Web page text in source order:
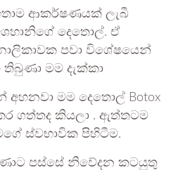
ආකර්ෂණයක් ලැබී
දෙතොල්. ඒ
පවා විශේෂයෙන්
මම දැක්කා
මම දෙතොල් Botox
ගත්තද කියලා . ඇත්තටම
ස්වභාවික පිහිටීම.
පස්සේ නිවේදන කටයුතු